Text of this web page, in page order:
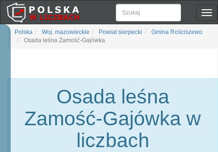
Polska Woj. mazowieckie Powiat sierpecki
Gmina Rościszewo
Osada leśna Zamość-Gajówka
Osada leśna
Zamość-Gajówka w
liczbach